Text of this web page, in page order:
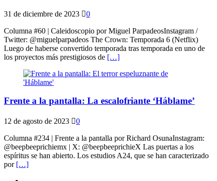
31 de diciembre de 2023 0
Columna #60 | Caleidoscopio por Miguel ParpadeosInstagram /
Twitter: @miguelparpadeos The Crown: Temporada 6 (Netflix)
Luego de haberse convertido temporada tras temporada en uno de
los proyectos más prestigiosos de […]
Frente a la pantalla: La escalofriante ‘Háblame’
12 de agosto de 2023 0
Columna #234 | Frente a la pantalla por Richard OsunaInstagram:
@beepbeeprichiemx | X: @beepbeeprichieX Las puertas a los
espíritus se han abierto. Los estudios A24, que se han caracterizado
por […]